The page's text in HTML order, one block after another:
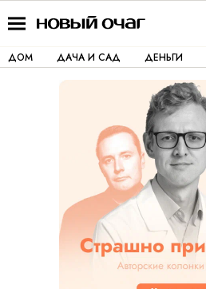
ДОМ ДАЧА И САД ДЕНЬГИ